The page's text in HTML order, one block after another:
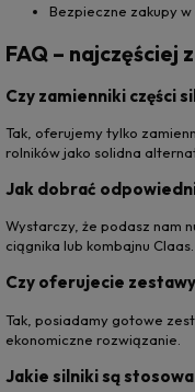
Bezpieczne zakupy
FAQ – najczęściej
Czy zamienniki części
Tak, oferujemy tylko
rolników jako solidna
Jak dobrać
Wystarczy, że podasz nam
ciągnika lub kombajnu Claas.
Czy oferujecie
Tak, posiadamy gotowe
ekonomiczne rozwiązanie.
Jakie silniki są